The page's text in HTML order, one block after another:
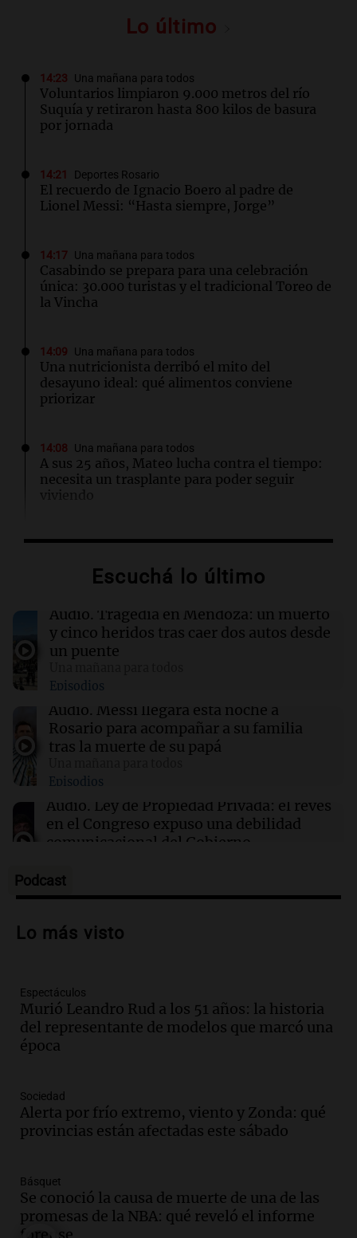
Lo último
14:23 Una mañana para todos
Voluntarios limpiaron 9.000 metros del río
Suquía y retiraron hasta 800 kilos de basura
por jornada
14:21 Deportes Rosario
El recuerdo de Ignacio Boero al padre de
Lionel Messi: “Hasta siempre, Jorge”
14:17 Una mañana para todos
Casabindo se prepara para una celebración
única: 30.000 turistas y el tradicional Toreo de
la Vincha
14:09 Una mañana para todos
Una nutricionista derribó el mito del
desayuno ideal: qué alimentos conviene
priorizar
14:08 Una mañana para todos
A sus 25 años, Mateo lucha contra el tiempo:
necesita un trasplante para poder seguir
viviendo
13:57 Una mañana para todos
heridos tras caer dos autos desde un puente
Sociedad
“Santa Fe te abraza”: el mensaje de Pullaro
tras la muerte de Jorge Messi
13:31 Una mañana para todos
Messi llegará esta noche a Rosario para
acompañar a su familia tras la muerte de su
papá
13:20 Sociedad
“Jorge hizo todo bien”: el mensaje de Chiqui
Tapia tras la muerte del padre de Messi
Escuchá lo último
Audio. Tragedia en Mendoza: un muerto
y cinco heridos tras caer dos autos desde
un puente
Episodios
Audio. Messi llegará esta noche a
Rosario para acompañar a su familia
tras la muerte de su papá
Episodios
Audio. Ley de Propiedad Privada: el revés
en el Congreso expuso una debilidad
comunicacional del Gobierno
Episodios
Audio.Casabindo se prepara para una
tradicional Toreo de la Vincha
Audio.
"Tres hombres se lo llevaron para
hacerle preguntas y nunca regresó"
Una mañana para todos
Audio.
metros del río Suquía y retiraron hasta
800 kilos de basura por jornada
Audio.La historia de la servilleta que
firmó Jorge Messi para el primer
contrato de Leo con Barcelona
Podcast
Lo más visto
Espectáculos
Murió Leandro Rud a los 51 años: la historia
del representante de modelos que marcó una
época
Sociedad
Alerta por frío extremo, viento y Zonda: qué
provincias están afectadas este sábado
Básquet
Se conoció la causa de muerte de una de las
promesas de la NBA: qué reveló el informe
forense